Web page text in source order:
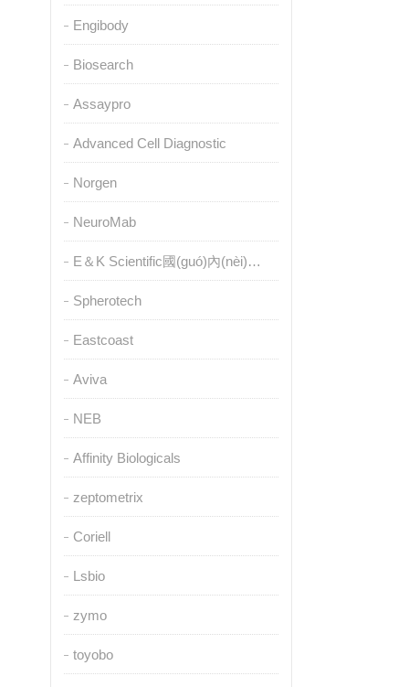
Engibody
Biosearch
Assaypro
Advanced Cell Diagnostic
Norgen
NeuroMab
E＆K Scientific國(guó)內(nèi)授權(quán)代理
Spherotech
Eastcoast
Aviva
NEB
Affinity Biologicals
zeptometrix
Coriell
Lsbio
zymo
toyobo